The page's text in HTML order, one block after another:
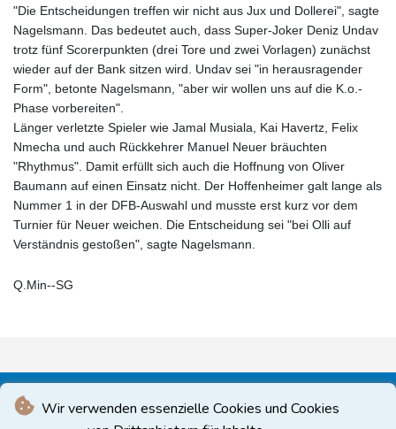
Wir verwenden essenzielle Cookies und Cookies
"Die Entscheidungen treffen wir nicht aus Jux und Dollerei", sagte
Nagelsmann. Das bedeutet auch, dass Super-Joker Deniz Undav
trotz fünf Scorerpunkten (drei Tore und zwei Vorlagen) zunächst
wieder auf der Bank sitzen wird. Undav sei "in herausragender
Form", betonte Nagelsmann, "aber wir wollen uns auf die K.o.-
Phase vorbereiten".
Länger verletzte Spieler wie Jamal Musiala, Kai Havertz, Felix
Nmecha und auch Rückkehrer Manuel Neuer bräuchten
"Rhythmus". Damit erfüllt sich auch die Hoffnung von Oliver
Baumann auf einen Einsatz nicht. Der Hoffenheimer galt lange als
Nummer 1 in der DFB-Auswahl und musste erst kurz vor dem
Turnier für Neuer weichen. Die Entscheidung sei "bei Olli auf
Verständnis gestoßen", sagte Nagelsmann.
Q.Min--SG